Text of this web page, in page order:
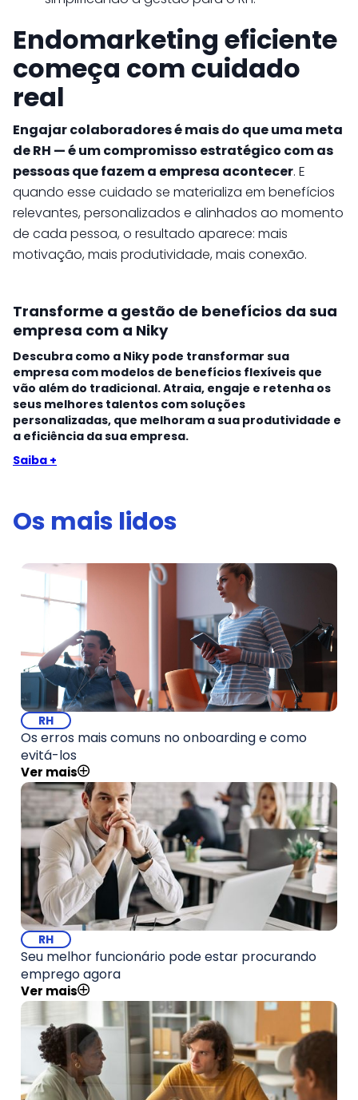
Endomarketing eficiente
começa com cuidado
real
Engajar colaboradores é mais do que uma meta
de RH — é um compromisso estratégico com as
pessoas que fazem a empresa acontecer. E
quando esse cuidado se materializa em benefícios
relevantes, personalizados e alinhados ao momento
de cada pessoa, o resultado aparece: mais
motivação, mais produtividade, mais conexão.
Transforme a gestão de benefícios da sua
empresa com a Niky
Descubra como a Niky pode transformar sua
empresa com modelos de benefícios flexíveis que
vão além do tradicional. Atraia, engaje e retenha os
seus melhores talentos com soluções
personalizadas, que melhoram a sua produtividade e
a eficiência da sua empresa.
Saiba +
Os mais lidos
RH
Os erros mais comuns no onboarding e como
evitá-los
Ver mais
RH
Seu melhor funcionário pode estar procurando
emprego agora
Ver mais